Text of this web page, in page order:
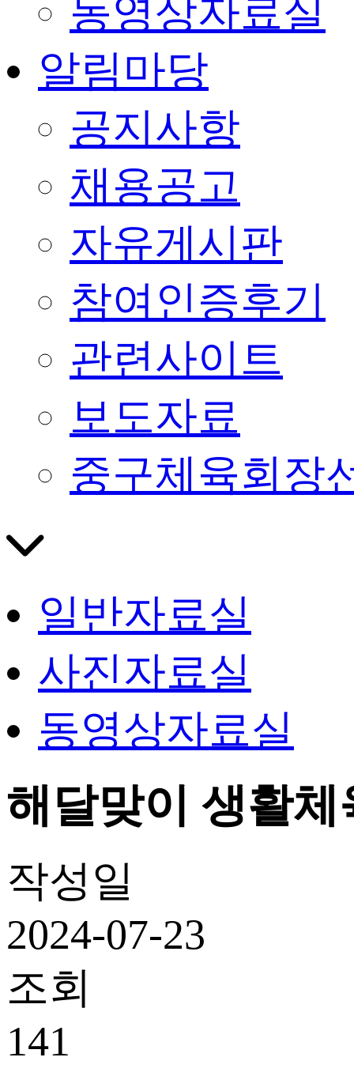
동영상자료실
알림마당
공지사항
채용공고
자유게시판
참여인증후기
관련사이트
보도자료
중구체육회장
일반자료실
사진자료실
동영상자료실
해달맞이 생활체
작성일
2024-07-23
조회
141